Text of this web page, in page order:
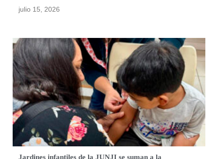
julio 15, 2026
Jardines infantiles de la JUNJI se suman a la